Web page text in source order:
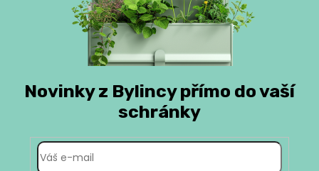
Novinky z Bylincy přímo do vaší
schránky